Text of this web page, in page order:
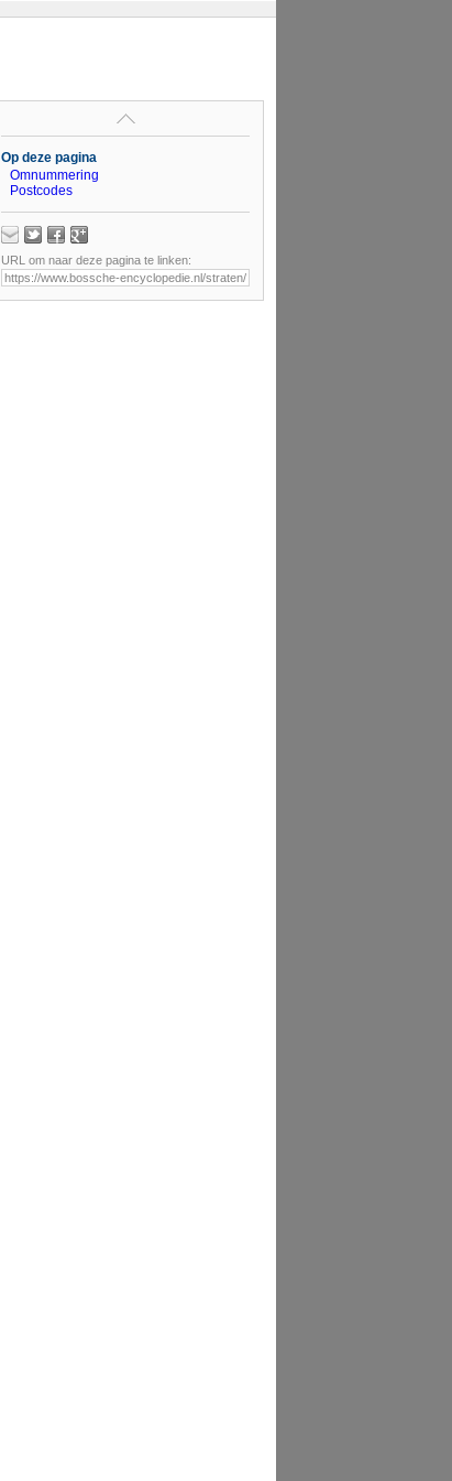
Op deze pagina
Omnummering
Postcodes
URL om naar deze pagina te linken: